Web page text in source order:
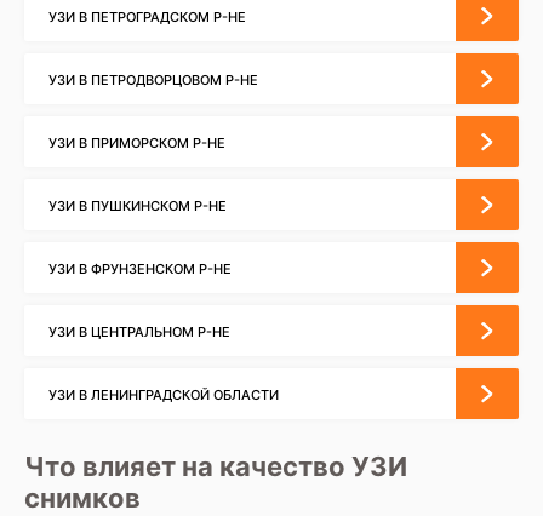
УЗИ В ПЕТРОГРАДСКОМ Р-НЕ
УЗИ В ПЕТРОДВОРЦОВОМ Р-НЕ
УЗИ В ПРИМОРСКОМ Р-НЕ
УЗИ В ПУШКИНСКОМ Р-НЕ
УЗИ В ФРУНЗЕНСКОМ Р-НЕ
УЗИ В ЦЕНТРАЛЬНОМ Р-НЕ
УЗИ В ЛЕНИНГРАДСКОЙ ОБЛАСТИ
Что влияет на качество УЗИ
снимков